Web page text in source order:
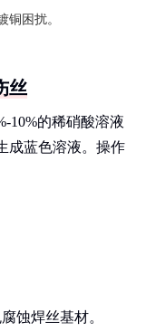
铜困扰。
丝
10%的稀硝酸溶液
成蓝色溶液。操作
蚀焊丝基材。